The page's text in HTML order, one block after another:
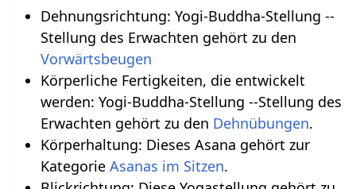
Dehnungsrichtung: Yogi-Buddha-Stellung --
Stellung des Erwachten gehört zu den
Vorwärtsbeugen
Körperliche Fertigkeiten, die entwickelt
werden: Yogi-Buddha-Stellung --Stellung des
Erwachten gehört zu den Dehnübungen.
Körperhaltung: Dieses Asana gehört zur
Kategorie Asanas im Sitzen.